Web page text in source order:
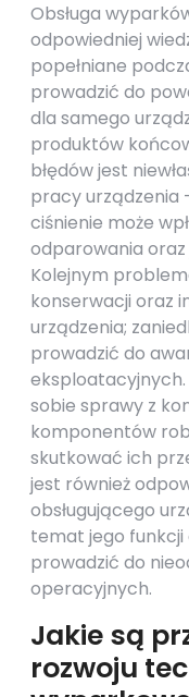
Obsługa
odpowiedniej
popełniane
prowadzić do
dla samego
produktów
błędów jest
pracy urządzenia
ciśnienie może
odparowania
Kolejnym
konserwacji oraz
urządzenia;
prowadzić do
sobie sprawy z
komponentów
skutkować ich
jest również
obsługującego
temat jego funkcji
prowadzić do
operacyjnych.
Jakie są
rozwoju